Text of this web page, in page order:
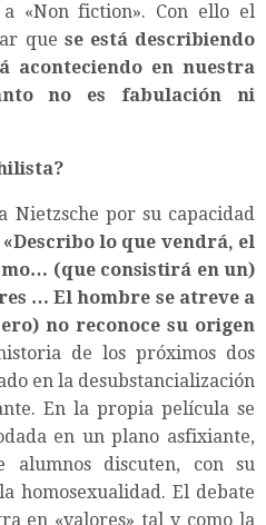
«Non fiction». Con ello el
que se está describiendo
aconteciendo en nuestra
no es fabulación ni
Nietzsche por su capacidad
«Describo lo que vendrá, el
(que consistirá en un)
… El hombre se atreve a
no reconoce su origen
de los próximos dos
en la desubstancialización
En la propia película se
en un plano asfixiante,
discuten, con su
homosexualidad. El debate
en «valores» tal y como la